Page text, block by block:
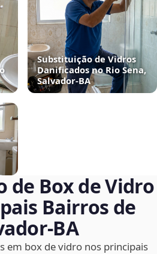
Substituição de Vidros
Danificados no Rio Sena,
Salvador‑BA
de Box de Vidro
Bairros de
em box de vidro nos principais